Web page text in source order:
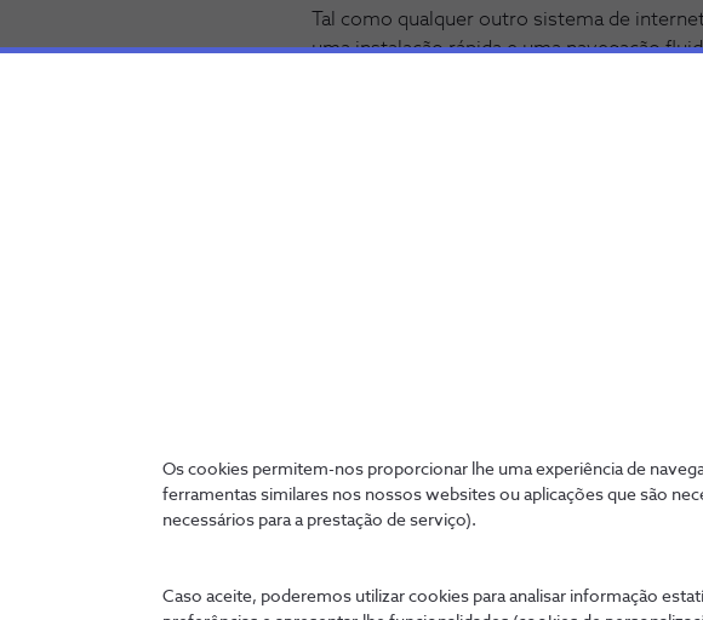
Os cookies permitem-nos proporcionar lhe uma experiência de
ferramentas similares nos nossos websites ou aplicações que são
necessários para a prestação de serviço).
Caso aceite, poderemos utilizar cookies para analisar informação
Tal como qualquer outro sistema de
uma instalação rápida e uma navegação
A qualquer hora e onde quer que esteja, pode tratar de tudo de forma